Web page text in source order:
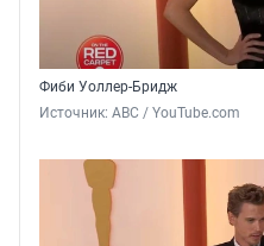
Фиби Уоллер-Бридж
Источник: ABC / YouTube.com